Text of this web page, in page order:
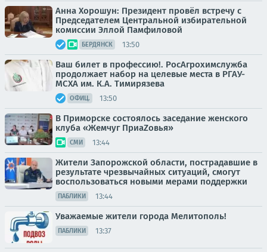
Анна Хорошун: Президент провёл встречу с
Председателем Центральной избирательной
комиссии Эллой Памфиловой
БЕРДЯНСК 13:50
Ваш билет в профессию!. РосАгрохимслужба
продолжает набор на целевые места в РГАУ-
МСХА им. К.А. Тимирязева
ОФИЦ. 13:50
В Приморске состоялось заседание женского
клуба «Жемчуг ПриаZовья»
СМИ 13:44
Жители Запорожской области, пострадавшие в
результате чрезвычайных ситуаций, смогут
воспользоваться новыми мерами поддержки
ПАБЛИКИ 13:44
Уважаемые жители города Мелитополь!
ПАБЛИКИ 13:37